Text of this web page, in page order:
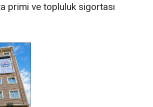
primi ve topluluk sigortası